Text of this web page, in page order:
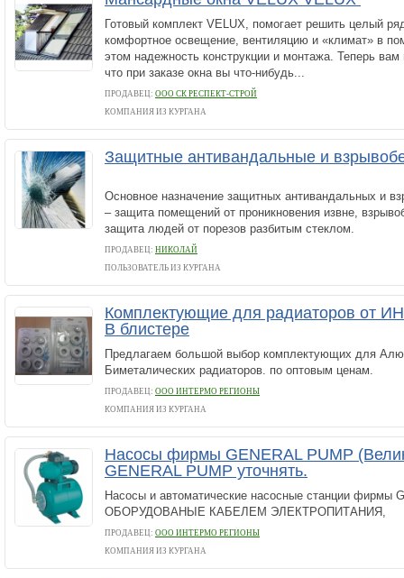
Готовый комплект VELUX, помогает решить целый
комфортное освещение, вентиляцию и «климат» в
этом надежность конструкции и монтажа. Теперь вам
что при заказе окна вы что-нибудь...
ПРОДАВЕЦ: ООО CК РЕСПЕКТ-СТРОЙ
КОМПАНИЯ ИЗ КУРГАНА
Защитные антивандальные и
Основное назначение защитных антивандальных и
– защита помещений от проникновения извне,
защита людей от порезов разбитым стеклом.
ПРОДАВЕЦ: НИКОЛАЙ
ПОЛЬЗОВАТЕЛЬ ИЗ КУРГАНА
Комплектующие для радиаторов от
В блистере
Предлагаем большой выбор комплектующих для
Биметалических радиаторов. по оптовым ценам.
ПРОДАВЕЦ: ООО ИНТЕРМО РЕГИОНЫ
КОМПАНИЯ ИЗ КУРГАНА
Насосы фирмы GENERAL PUMP
GENERAL PUMP уточнять.
Насосы и автоматические насосные станции фирмы
ОБОРУДОВАНЫЕ КАБЕЛЕМ ЭЛЕКТРОПИТАНИЯ,
ПРОДАВЕЦ: ООО ИНТЕРМО РЕГИОНЫ
КОМПАНИЯ ИЗ КУРГАНА